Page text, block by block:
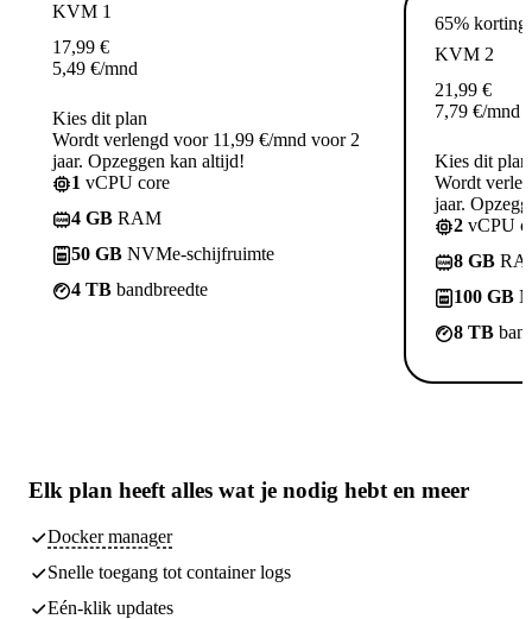
KVM 1
17,99 €
5,49 €/mnd
Kies dit plan
Wordt verlengd voor 11,99 €/mnd voor 2
jaar. Opzeggen kan altijd!
1 vCPU core
4 GB RAM
50 GB NVMe-schijfruimte
4 TB bandbreedte
65% korting
KVM 2
21,99 €
7,79 €/mnd
Kies dit plan
Wordt
jaar.
2 vCPU
8 GB
100 GB
8 TB
Elk plan heeft alles wat je nodig hebt en meer
Docker manager
Snelle toegang tot container logs
Eén-klik updates